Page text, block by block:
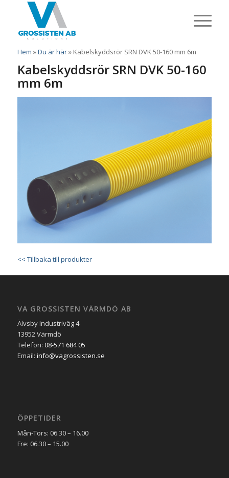
Hem »Du är här» Kabelskyddsrör SRN DVK 50-160 mm 6m
Kabelskyddsrör SRN DVK 50-160
mm 6m
<< Tillbaka till produkter
VA GROSSISTEN VÄRMDÖ AB
Älvsby Industriväg 4
13952 Värmdö
Telefon: 08-571 684 05
Email: info@vagrossisten.se
ÖPPETIDER
Mån-Tors: 06.30 – 16.00
Fre: 06.30 – 15.00